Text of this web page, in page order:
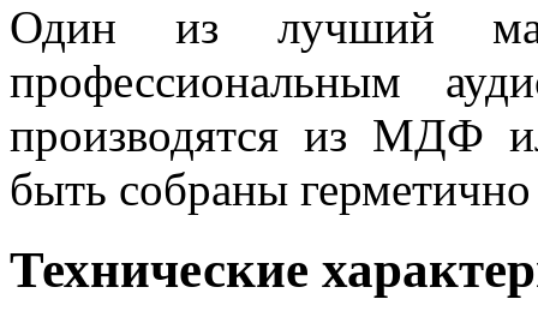
Один из лучший
профессиональным
производятся из МДФ
быть собраны
Технические